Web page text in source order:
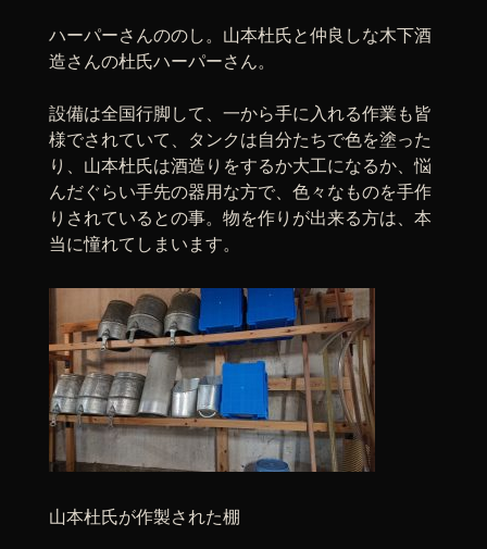
ハーパーさんののし。山本杜氏と仲良しな木下酒
造さんの杜氏ハーパーさん。
設備は全国行脚して、一から手に入れる作業も皆
様でされていて、タンクは自分たちで色を塗った
り、山本杜氏は酒造りをするか大工になるか、悩
んだぐらい手先の器用な方で、色々なものを手作
りされているとの事。物を作りが出来る方は、本
当に憧れてしまいます。
山本杜氏が作製された棚